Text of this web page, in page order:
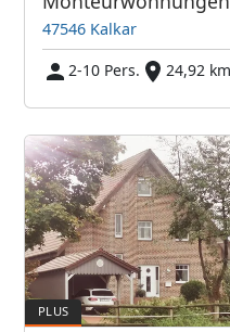
47546 Kalkar
2-10 Pers.
24,92 km